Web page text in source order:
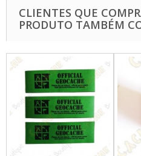
CLIENTES QUE
PRODUTO TAMBÉM